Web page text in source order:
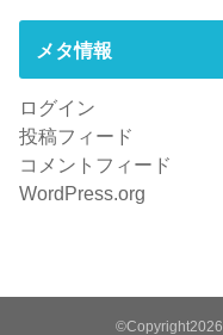
メタ情報
ログイン
投稿フィード
コメントフィード
WordPress.org
©Copyright2026